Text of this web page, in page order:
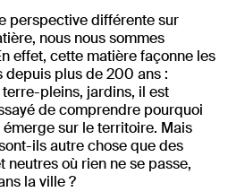
perspective différente sur
nous nous sommes
effet, cette matière façonne les
depuis plus de 200 ans :
pleins, jardins, il est
de comprendre pourquoi
sur le territoire. Mais
ils autre chose que des
neutres où rien ne se passe,
la ville ?